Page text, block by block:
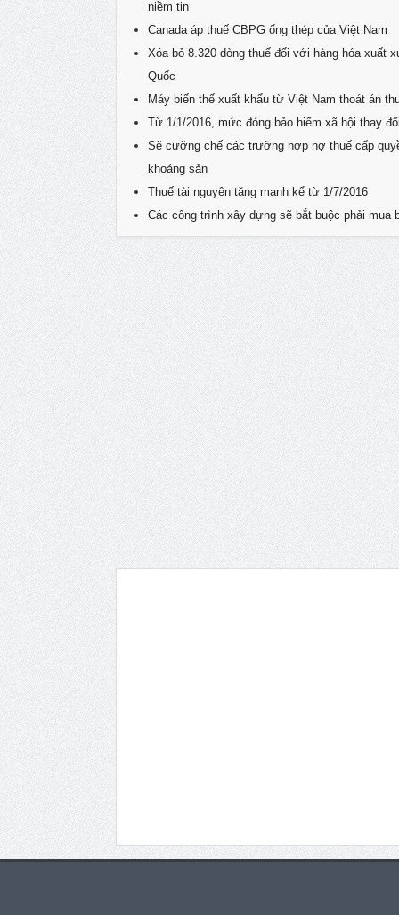
niềm tin
Canada áp thuế CBPG ống thép của Việt Nam
Xóa bỏ 8.320 dòng thuế đối với hàng hóa xuất
Quốc
​Máy biến thế xuất khẩu từ Việt Nam thoát án
Từ 1/1/2016, mức đóng bảo hiểm xã hội thay
Sẽ cưỡng chế các trường hợp nợ thuế cấp
khoáng sản
Thuế tài nguyên tăng mạnh kể từ 1/7/2016
Các công trình xây dựng sẽ bắt buộc phải mua